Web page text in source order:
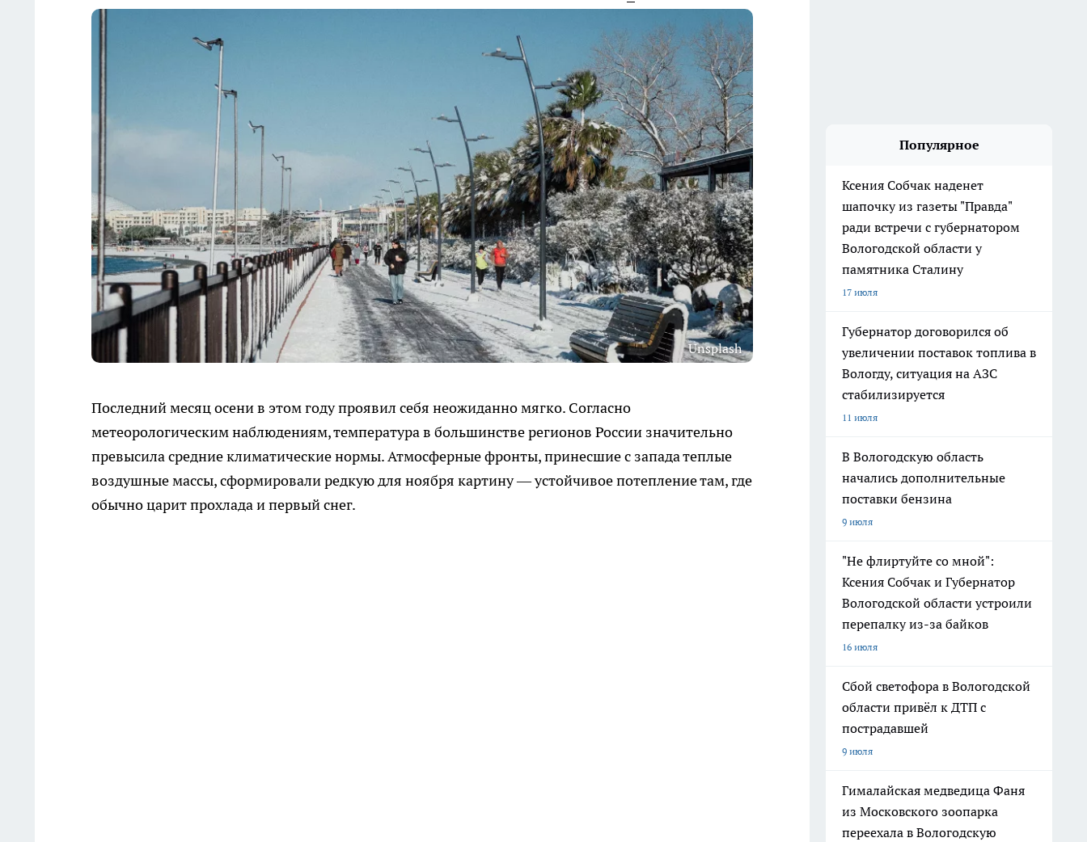
Unsplash
Последний месяц осени в этом году проявил себя неожиданно мягко. Согласно
метеорологическим наблюдениям, температура в большинстве регионов России значительно
превысила средние климатические нормы. Атмосферные фронты, принесшие с запада теплые
воздушные массы, сформировали редкую для ноября картину — устойчивое потепление там, где
обычно царит прохлада и первый снег.
Популярное
Ксения Собчак наденет
шапочку из газеты "Правда"
ради встречи с губернатором
Вологодской области у
памятника Сталину
17 июля
Губернатор договорился об
увеличении поставок топлива в
Вологду, ситуация на АЗС
стабилизируется
11 июля
В Вологодскую область
начались дополнительные
поставки бензина
9 июля
"Не флиртуйте со мной":
Ксения Собчак и Губернатор
Вологодской области устроили
перепалку из-за байков
16 июля
Сбой светофора в Вологодской
области привёл к ДТП с
пострадавшей
9 июля
Гималайская медведица Фаня
из Московского зоопарка
переехала в Вологодскую